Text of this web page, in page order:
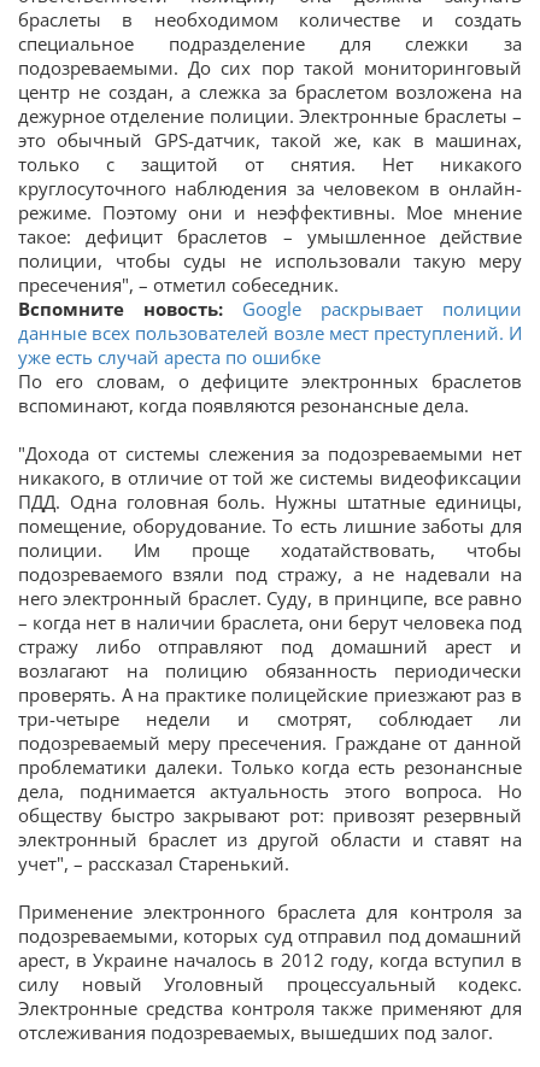
браслеты в необходимом количестве и создать
специальное подразделение для слежки за
подозреваемыми. До сих пор такой мониторинговый
центр не создан, а слежка за браслетом возложена на
дежурное отделение полиции. Электронные браслеты –
это обычный GPS-датчик, такой же, как в машинах,
только с защитой от снятия. Нет никакого
круглосуточного наблюдения за человеком в онлайн-
режиме. Поэтому они и неэффективны. Мое мнение
такое: дефицит браслетов – умышленное действие
полиции, чтобы суды не использовали такую меру
пресечения", – отметил собеседник.
Вспомните новость: Google раскрывает полиции
данные всех пользователей возле мест преступлений. И
уже есть случай ареста по ошибке
По его словам, о дефиците электронных браслетов
вспоминают, когда появляются резонансные дела.
"Дохода от системы слежения за подозреваемыми нет
никакого, в отличие от той же системы видеофиксации
ПДД. Одна головная боль. Нужны штатные единицы,
помещение, оборудование. То есть лишние заботы для
полиции. Им проще ходатайствовать, чтобы
подозреваемого взяли под стражу, а не надевали на
него электронный браслет. Суду, в принципе, все равно
– когда нет в наличии браслета, они берут человека под
стражу либо отправляют под домашний арест и
возлагают на полицию обязанность периодически
проверять. А на практике полицейские приезжают раз в
три-четыре недели и смотрят, соблюдает ли
подозреваемый меру пресечения. Граждане от данной
проблематики далеки. Только когда есть резонансные
дела, поднимается актуальность этого вопроса. Но
обществу быстро закрывают рот: привозят резервный
электронный браслет из другой области и ставят на
учет", – рассказал Старенький.
Применение электронного браслета для контроля за
подозреваемыми, которых суд отправил под домашний
арест, в Украине началось в 2012 году, когда вступил в
силу новый Уголовный процессуальный кодекс.
Электронные средства контроля также применяют для
отслеживания подозреваемых, вышедших под залог.